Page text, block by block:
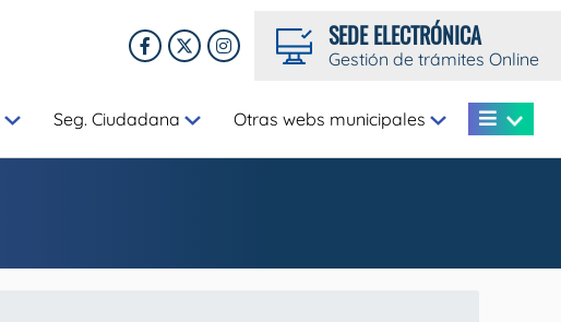
SEDE ELECTRÓNICA
Gestión de trámites Online
Seg. Ciudadana Otras webs municipales